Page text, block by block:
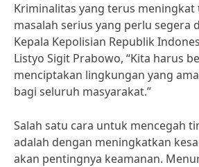
Kriminalitas yang terus
masalah serius yang perlu segera
Kepala Kepolisian Republik
Listyo Sigit Prabowo, “Kita harus
menciptakan lingkungan yang
bagi seluruh masyarakat.”
Salah satu cara untuk mencegah
adalah dengan meningkatkan
akan pentingnya keamanan.